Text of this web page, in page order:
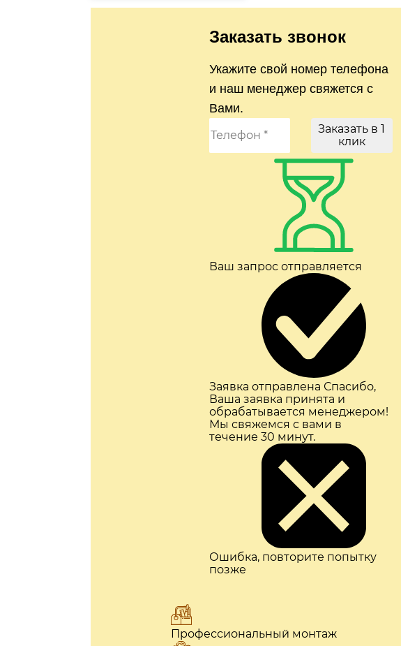
Заказать звонок
Укажите свой номер телефона
и наш менеджер свяжется с
Вами.
Заказать в 1
клик
Ваш запрос отправляется
Заявка отправлена Спасибо,
Ваша заявка принята и
обрабатывается менеджером!
Мы свяжемся с вами в
течение 30 минут.
Ошибка, повторите попытку
позже
Профессиональный монтаж